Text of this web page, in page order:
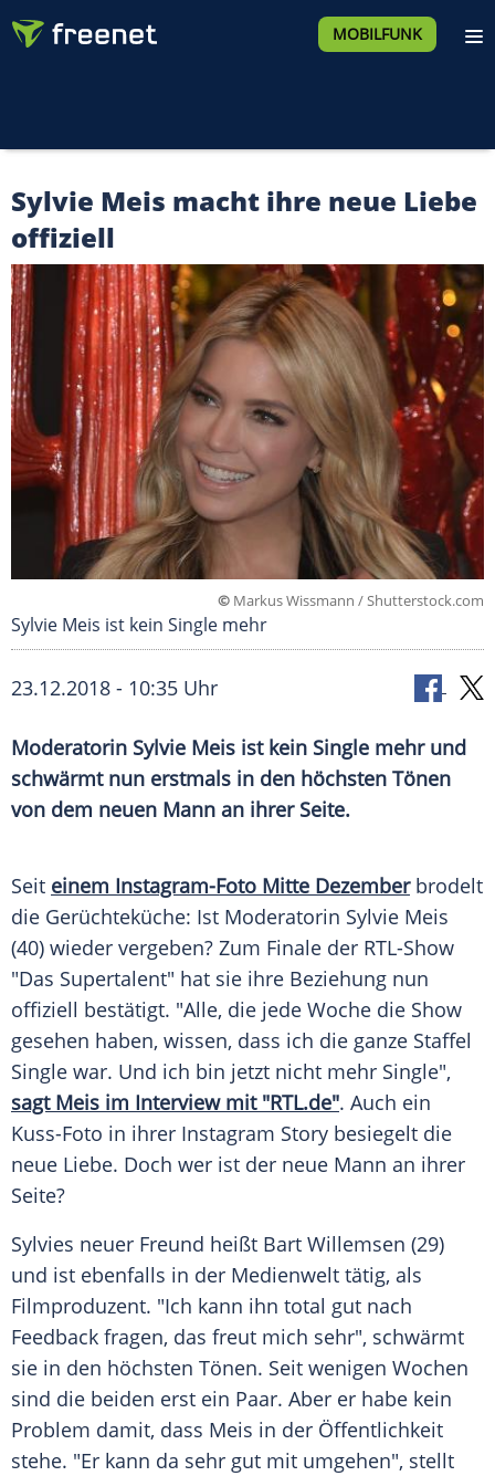
MOBILFUNK
Sylvie Meis macht ihre neue Liebe
offiziell
© Markus Wissmann / Shutterstock.com
Sylvie Meis ist kein Single mehr
23.12.2018 - 10:35 Uhr
Moderatorin Sylvie Meis ist kein Single mehr und
schwärmt nun erstmals in den höchsten Tönen
von dem neuen Mann an ihrer Seite.
Seit einem Instagram-Foto Mitte Dezemberbrodelt
die Gerüchteküche: Ist Moderatorin Sylvie Meis
(40) wieder vergeben? Zum Finale der RTL-Show
"Das Supertalent" hat sie ihre Beziehung nun
offiziell bestätigt. "Alle, die jede Woche die Show
gesehen haben, wissen, dass ich die ganze Staffel
Single war. Und ich bin jetzt nicht mehr Single",
sagt Meis im Interview mit "RTL.de". Auch ein
Kuss-Foto in ihrer Instagram Story besiegelt die
neue Liebe. Doch wer ist der neue Mann an ihrer
Seite?
Sylvies neuer Freund heißt Bart Willemsen (29)
und ist ebenfalls in der Medienwelt tätig, als
Filmproduzent. "Ich kann ihn total gut nach
Feedback fragen, das freut mich sehr", schwärmt
sie in den höchsten Tönen. Seit wenigen Wochen
sind die beiden erst ein Paar. Aber er habe kein
Problem damit, dass Meis in der Öffentlichkeit
stehe. "Er kann da sehr gut mit umgehen", stellt